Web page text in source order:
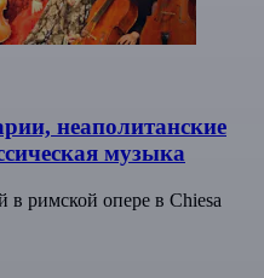
неаполитанские
музыка
в римской опере в Chiesa